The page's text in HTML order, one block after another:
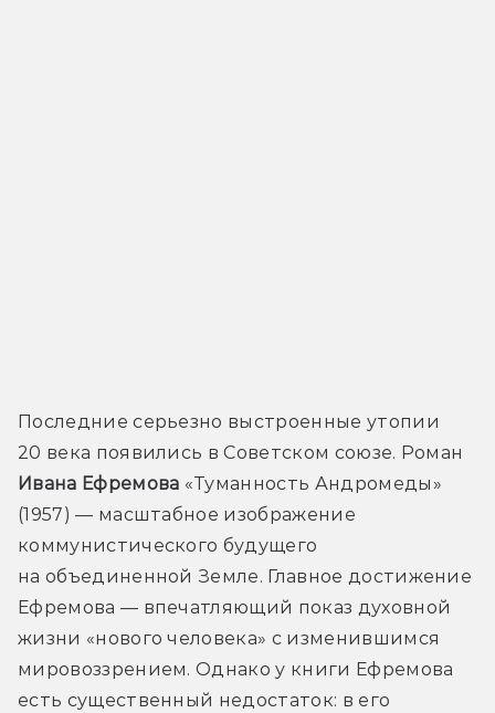
Последние серьезно выстроенные утопии
Ивана Ефремова «Туманность Андромеды»
(1957) — масштабное изображение
коммунистического будущего
на объединенной Земле. Главное достижение
Ефремова — впечатляющий показ духовной
жизни «нового человека» с изменившимся
мировоззрением. Однако у книги Ефремова
есть существенный недостаток: в его